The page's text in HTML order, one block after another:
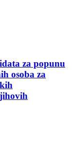
za popunu
osoba za